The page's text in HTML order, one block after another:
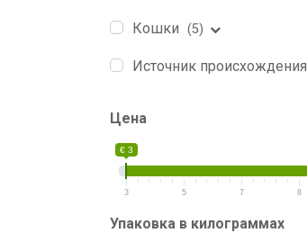
Кошки (5)
Источник происхождения
Цена
€ 3
3 5 7 8
Упаковка в килограммах